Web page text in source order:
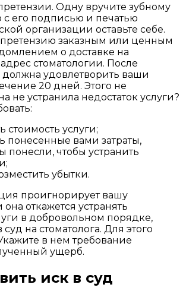
Одну вручите зубному
с его подписью и печатью
организации оставьте себе.
претензию заказным или ценным
о доставке на
стоматологии. После
удовлетворить ваши
20 дней. Этого не
не устранила недостаток услуги?
стоимость услуги;
понесенные вами затраты,
понесли, чтобы устранить
убытки.
проигнорирует вашу
откажется устранять
в добровольном порядке,
на стоматолога. Для этого
в нем требование
ущерб.
иск в суд